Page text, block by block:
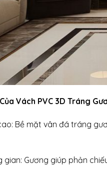
Vách PVC 3D Tráng
Bề mặt vân đá tráng
gian: Gương giúp phản